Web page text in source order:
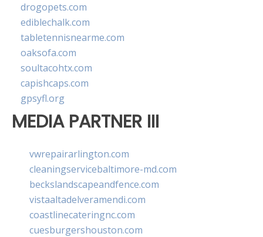
drogopets.com
ediblechalk.com
tabletennisnearme.com
oaksofa.com
soultacohtx.com
capishcaps.com
gpsyfl.org
MEDIA PARTNER III
vwrepairarlington.com
cleaningservicebaltimore-md.com
beckslandscapeandfence.com
vistaaltadelveramendi.com
coastlinecateringnc.com
cuesburgershouston.com